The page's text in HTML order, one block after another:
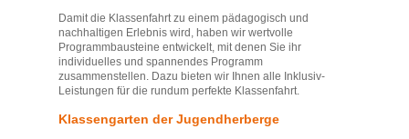
Damit die Klassenfahrt zu einem pädagogisch und
nachhaltigen Erlebnis wird, haben wir wertvolle
Programmbausteine entwickelt, mit denen Sie ihr
individuelles und spannendes Programm
zusammenstellen. Dazu bieten wir Ihnen alle Inklusiv-
Leistungen für die rundum perfekte Klassenfahrt.
Klassengarten der Jugendherberge